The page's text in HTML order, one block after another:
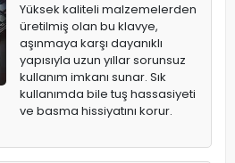
Yüksek kaliteli malzemelerden
üretilmiş olan bu klavye,
aşınmaya karşı dayanıklı
yapısıyla uzun yıllar sorunsuz
kullanım imkanı sunar. Sık
kullanımda bile tuş hassasiyeti
ve basma hissiyatını korur.